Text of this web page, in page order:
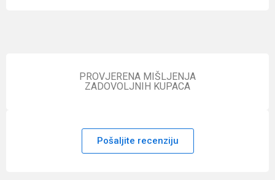
PROVJERENA MIŠLJENJA
ZADOVOLJNIH KUPACA
Pošaljite recenziju